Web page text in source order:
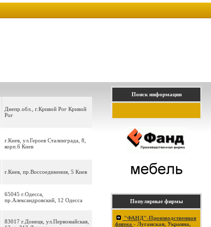
Днепр.обл., г.Кривой Рог Кривой
Рог
г.Киев, ул.Героев Сталинграда, 8,
корп.6 Киев
г.Киев, пр.Воссоединения, 5 Киев
65045 г.Одесса,
пр.Александровский, 12 Одесса
83017 г.Донецк, ул.Первомайская,
Поиск информации
Популярные фирмы
"ФАНД"-Производственная
фирма - Луганская, Украина,